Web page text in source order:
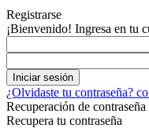
Registrarse
¡Bienvenido! Ingresa en tu
¿Olvidaste tu contraseña?
Recuperación de contraseña
Recupera tu contraseña